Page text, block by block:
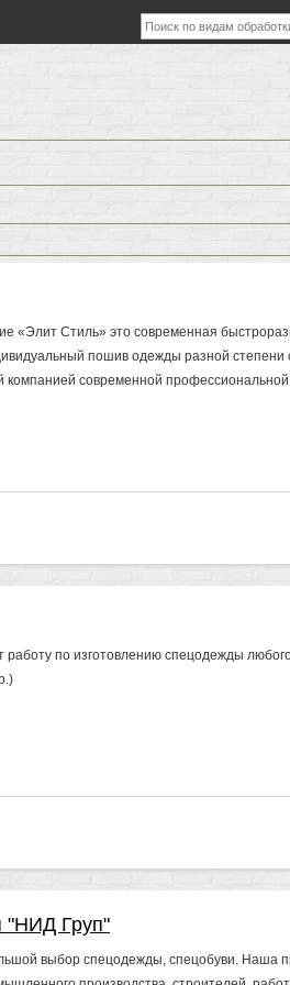
«Элит Стиль» это современная
пошив одежды разной
современной
работу по изготовлению спецодежды
"НИД Груп"
выбор спецодежды, спецобуви. Наша